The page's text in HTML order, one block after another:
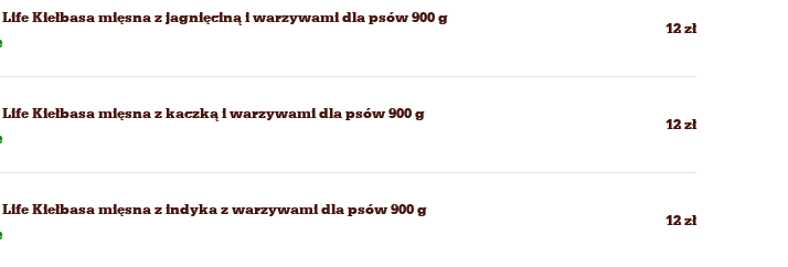
Kiełbasa mięsna z jagnięciną i warzywami dla psów 900 g
12 zł
Kiełbasa mięsna z kaczką i warzywami dla psów 900 g
12 zł
Kiełbasa mięsna z indyka z warzywami dla psów 900 g
12 zł